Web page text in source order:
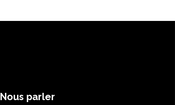
Nous parler